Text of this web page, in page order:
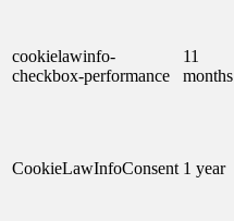
cookielawinfo-
checkbox-performance
11
months
CookieLawInfoConsent 1 year